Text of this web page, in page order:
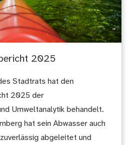
2025
Stadtrats hat den
2025 der
Umweltanalytik behandelt.
hat sein Abwasser auch
abgeleitet und